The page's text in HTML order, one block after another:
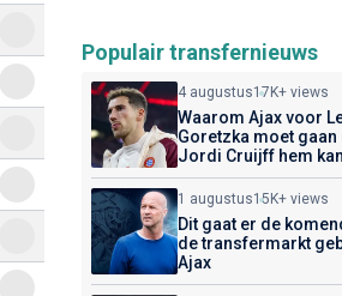
Populair transfernieuws
4 augustus17K+ views
Waarom Ajax voor
Goretzka moet gaan
Jordi Cruijff hem
1 augustus15K+ views
Dit gaat er de
de transfermarkt
Ajax